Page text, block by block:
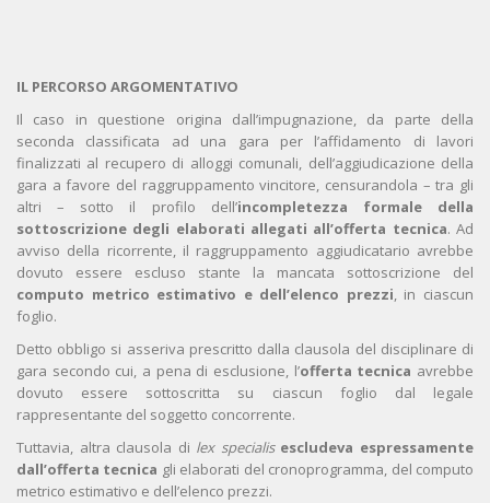
IL PERCORSO ARGOMENTATIVO
Il caso in questione origina dall’impugnazione, da parte della
seconda classificata ad una gara per l’affidamento di lavori
finalizzati al recupero di alloggi comunali, dell’aggiudicazione della
gara a favore del raggruppamento vincitore, censurandola – tra gli
altri – sotto il profilo dell’incompletezza formale della
sottoscrizione degli elaborati allegati all’offerta tecnica. Ad
avviso della ricorrente, il raggruppamento aggiudicatario avrebbe
dovuto essere escluso stante la mancata sottoscrizione del
computo metrico estimativo e dell’elenco prezzi, in ciascun
foglio.
Detto obbligo si asseriva prescritto dalla clausola del disciplinare di
gara secondo cui, a pena di esclusione, l’offerta tecnica avrebbe
dovuto essere sottoscritta su ciascun foglio dal legale
rappresentante del soggetto concorrente.
Tuttavia, altra clausola di lex specialis escludeva espressamente
dall’offerta tecnica gli elaborati del cronoprogramma, del computo
metrico estimativo e dell’elenco prezzi.